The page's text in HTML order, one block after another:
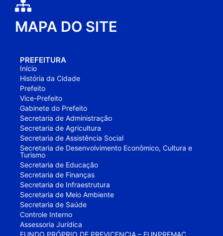
MAPA DO SITE
PREFEITURA
Início
História da Cidade
Prefeito
Vice-Prefeito
Gabinete do Prefeito
Secretaria de Administração
Secretaria de Agricultura
Secretaria de Assistência Social
Secretaria de Desenvolvimento Econômico, Cultura e
Turismo
Secretaria de Educação
Secretaria de Finanças
Secretaria de Infraestrutura
Secretaria de Meio Ambiente
Secretaria de Saúde
Controle Interno
Assessoria Jurídica